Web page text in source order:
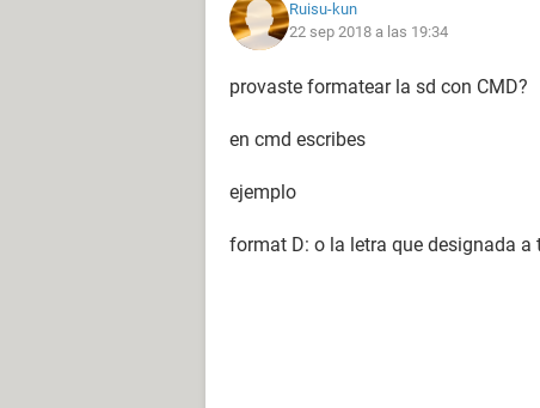
Ruisu-kun
22 sep 2018 a las 19:34
provaste formatear la sd con CMD?
en cmd escribes
ejemplo
format D: o la letra que designada a